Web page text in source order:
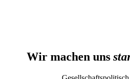
Wir machen uns